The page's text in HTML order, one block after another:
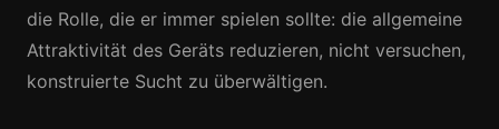
die Rolle, die er immer spielen sollte: die allgemeine
Attraktivität des Geräts reduzieren, nicht versuchen,
konstruierte Sucht zu überwältigen.